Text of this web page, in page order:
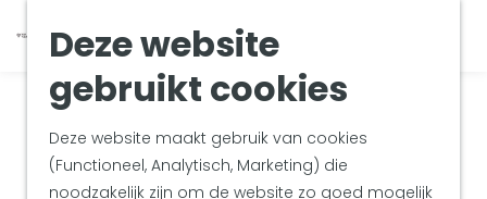
Deze website
gebruikt cookies
Deze website maakt gebruik van cookies
(Functioneel, Analytisch, Marketing) die
noodzakelijk zijn om de website zo goed mogelijk
K
a
a
r
t
Z
o
e
k
e
n
M
e
u
Zuiderwaterlinie
Met groepen
Met kinderen
In de omgeving
Plan je bezoek